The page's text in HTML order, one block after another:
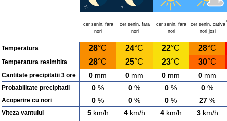
cer senin, fara
nori
cer senin, fara
nori
cer senin, fara
nori
cer senin, cativa
nori josi
Temperatura 28°C 24°C 22°C 28°C
Temperatura resimitita 28°C 25°C 23°C 30°C
Cantitate precipitatii 3 ore 0 mm 0 mm 0 mm 0 mm
Probabilitate precipitatii 0 % 0 % 0 % 0 %
Acoperire cu nori 0 % 0 % 0 % 27 %
Viteza vantului 5km/h 4km/h 4km/h 3km/h